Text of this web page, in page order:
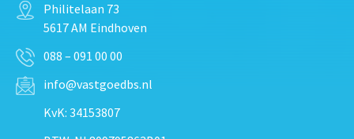
Philitelaan 73
5617 AM Eindhoven
088 – 091 00 00
info@vastgoedbs.nl
KvK: 34153807